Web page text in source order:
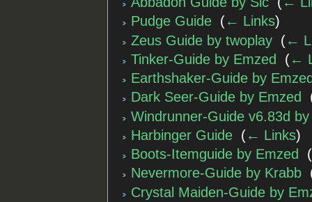
Pudge Guide (← Links)
Zeus Guide by twoplay (←
Tinker-Guide by Emzed
(←
Earthshaker-Guide by
Dark Seer-Guide by Emzed
Windrunner-Guide v6.83d
Harbinger Guide (← Links)
Boots-Itemguide by Emzed
(
Nevermore-Guide by Krabb
Crystal Maiden-Guide by